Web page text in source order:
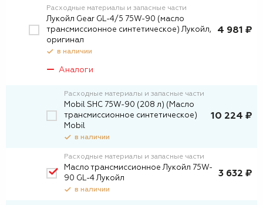
Расходные материалы и запасные части
Лукойл Gear GL-4/5 75W-90 (масло
трансмиссионное синтетическое) Лукойл,
оригинал
в наличии
4 981 ₽
Аналоги
Расходные материалы и запасные части
Mobil SHC 75W-90 (208 л) (Масло
трансмиссионное синтетическое)
Mobil
в наличии
10 224 ₽
Расходные материалы и запасные части
Масло трансмиссионное Лукойл 75W-
90 GL-4 Лукойл
в наличии
3 632 ₽